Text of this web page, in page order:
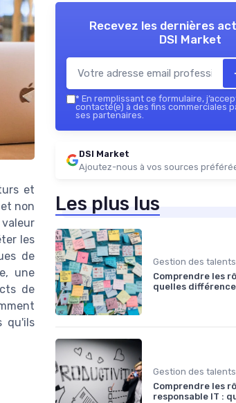
et
non
les
de
une
de
qu'ils
Recevez les dernières
DSI Market
* En remplissant ce formulaire,
contacté(e) à des fins commerciales
ses partenaires.
DSI Market
Ajoutez-nous à vos sources
Les plus lus
Gestion des talents
Comprendre les
quelles
Gestion des talents
Comprendre les
responsable IT :